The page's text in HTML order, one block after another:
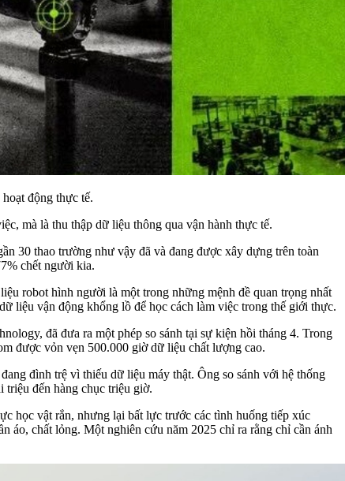
động thực tế.
mà là thu thập dữ liệu thông qua vận hành thực tế.
30 thao trường như vậy đã và đang được xây dựng trên toàn
chết người kia.
robot hình người là một trong những mệnh đề quan trọng nhất
liệu vận động khổng lồ để học cách làm việc trong thế giới thực.
đã đưa ra một phép so sánh tại sự kiện hồi tháng 4. Trong
được vỏn vẹn 500.000 giờ dữ liệu chất lượng cao.
đình trệ vì thiếu dữ liệu máy thật. Ông so sánh với hệ thống
đến hàng chục triệu giờ.
học vật rắn, nhưng lại bất lực trước các tình huống tiếp xúc
áo, chất lỏng. Một nghiên cứu năm 2025 chỉ ra rằng chỉ cần ánh